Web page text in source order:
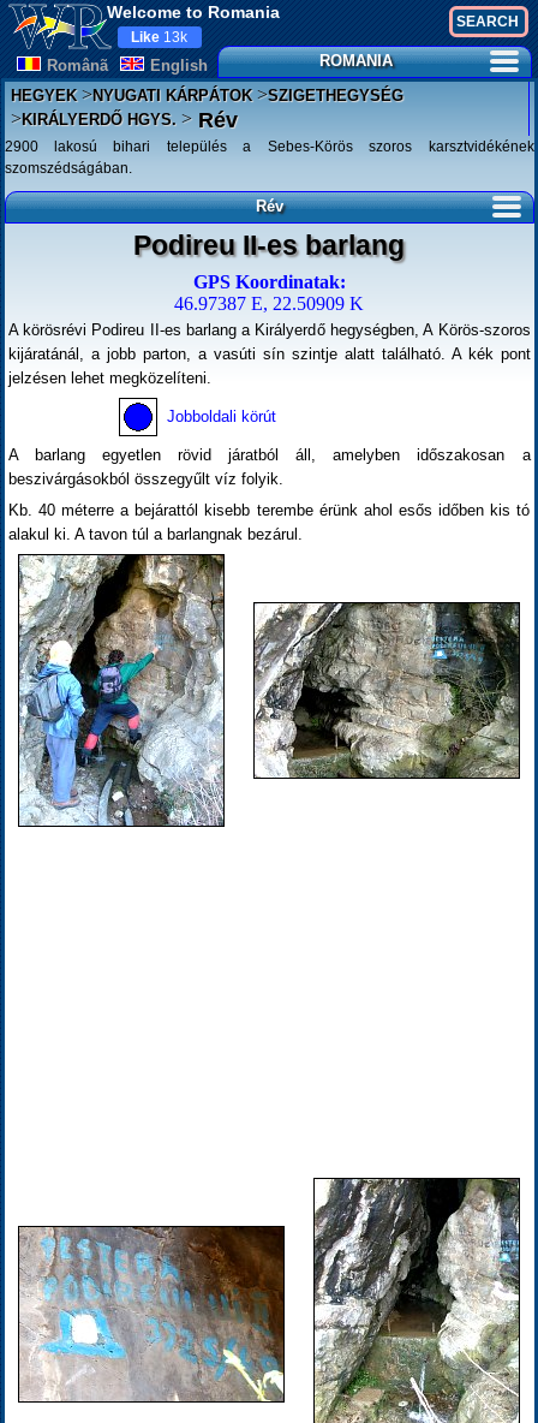
Welcome to Romania
Românã English
Like 13k
ROMANIA
HEGYEK>NYUGATI KÁRPÁTOK>SZIGETHEGYSÉG
>KIRÁLYERDŐ HGYS. >Rév
2900 lakosú bihari település a Sebes-Körös szoros karsztvidékének
szomszédságában.
Rév
Podireu II-es barlang
GPS Koordinatak:
46.97387 E, 22.50909 K
A körösrévi Podireu II-es barlang a Királyerdő hegységben, A Körös-szoros
kijáratánál, a jobb parton, a vasúti sín szintje alatt található. A kék pont
jelzésen lehet megközelíteni.
Jobboldali körút
A barlang egyetlen rövid járatból áll, amelyben időszakosan a
beszivárgásokból összegyűlt víz folyik.
Kb. 40 méterre a bejárattól kisebb terembe érünk ahol esős időben kis tó
alakul ki. A tavon túl a barlangnak bezárul.